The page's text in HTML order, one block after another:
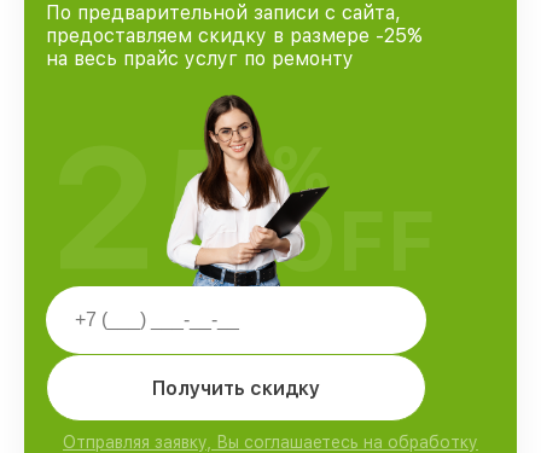
По предварительной записи с сайта,
предоставляем скидку в размере -25%
на весь прайс услуг по ремонту
Получить скидку
Отправляя заявку, Вы соглашаетесь на обработку
25%
OFF